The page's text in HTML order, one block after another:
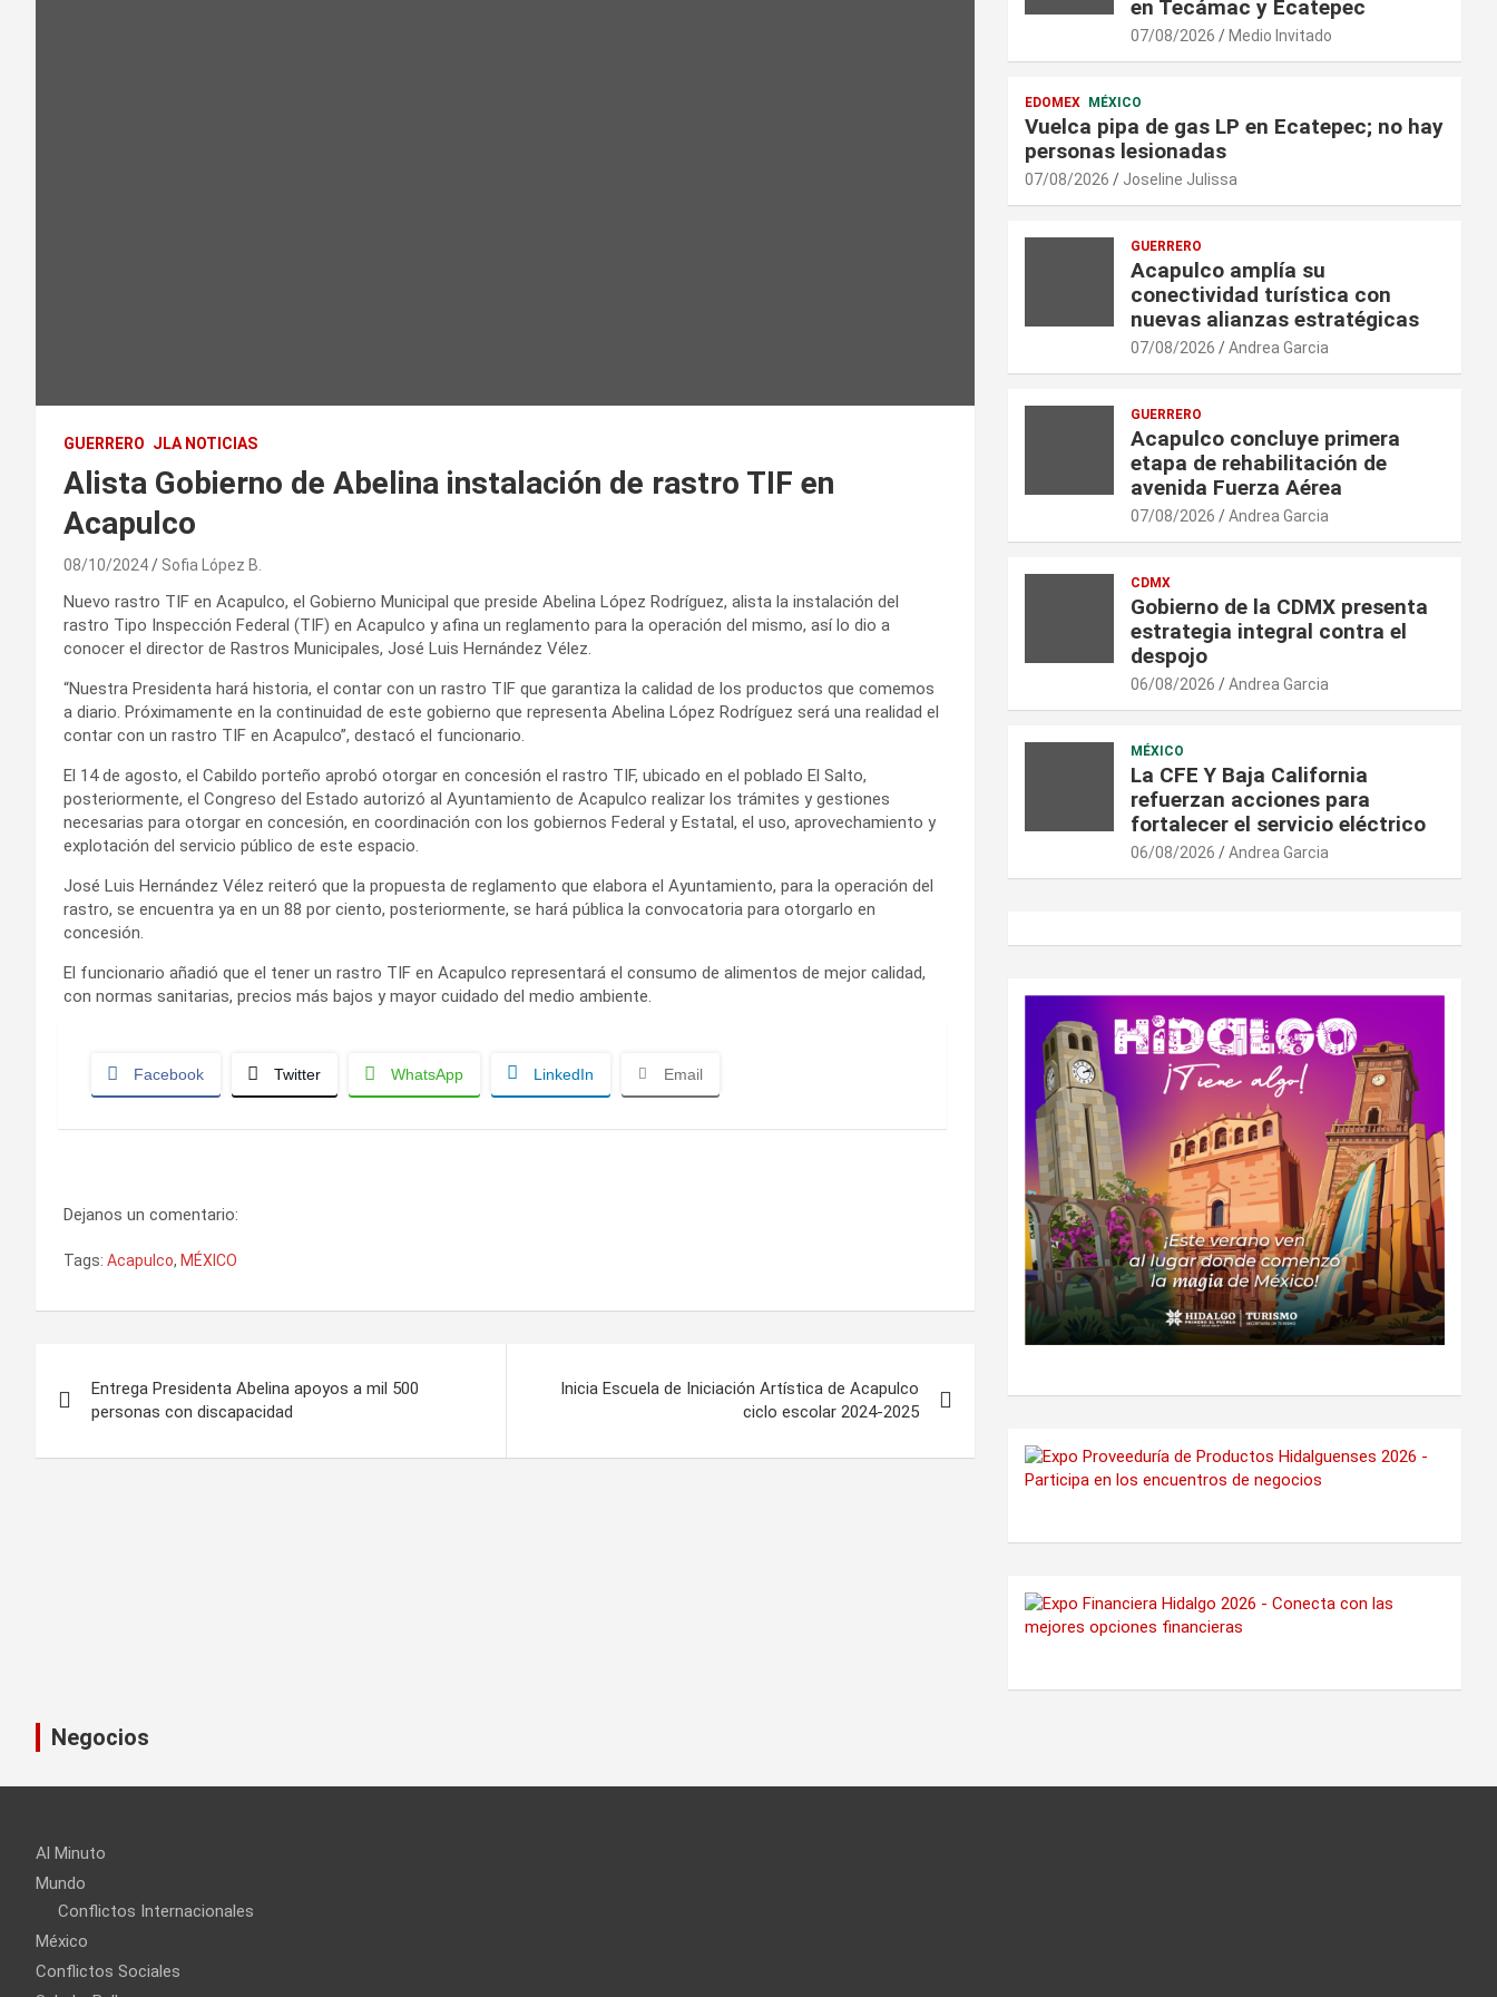
GUERRERO JLA NOTICIAS
Alista Gobierno de Abelina instalación de rastro TIF en
Acapulco
08/10/2024 Sofia López B.
Nuevo rastro TIF en Acapulco, el Gobierno Municipal que preside Abelina López Rodríguez, alista la instalación del
rastro Tipo Inspección Federal (TIF) en Acapulco y afina un reglamento para la operación del mismo, así lo dio a
conocer el director de Rastros Municipales, José Luis Hernández Vélez.
“Nuestra Presidenta hará historia, el contar con un rastro TIF que garantiza la calidad de los productos que comemos
a diario. Próximamente en la continuidad de este gobierno que representa Abelina López Rodríguez será una realidad el
contar con un rastro TIF en Acapulco”, destacó el funcionario.
El 14 de agosto, el Cabildo porteño aprobó otorgar en concesión el rastro TIF, ubicado en el poblado El Salto,
posteriormente, el Congreso del Estado autorizó al Ayuntamiento de Acapulco realizar los trámites y gestiones
necesarias para otorgar en concesión, en coordinación con los gobiernos Federal y Estatal, el uso, aprovechamiento y
explotación del servicio público de este espacio.
José Luis Hernández Vélez reiteró que la propuesta de reglamento que elabora el Ayuntamiento, para la operación del
rastro, se encuentra ya en un 88 por ciento, posteriormente, se hará pública la convocatoria para otorgarlo en
concesión.
El funcionario añadió que el tener un rastro TIF en Acapulco representará el consumo de alimentos de mejor calidad,
con normas sanitarias, precios más bajos y mayor cuidado del medio ambiente.
Facebook Twitter WhatsApp LinkedIn Email
Dejanos un comentario:
Tags: Acapulco, MÉXICO
de
entradas
Entrega Presidenta Abelina apoyos a mil 500
personas con discapacidad
Inicia Escuela de Iniciación Artística de Acapulco
ciclo escolar 2024-2025
en Tecámac y Ecatepec
07/08/2026 Medio Invitado
EDOMEX MÉXICO
Vuelca pipa de gas LP en Ecatepec; no hay
personas lesionadas
07/08/2026 Joseline Julissa
GUERRERO
Acapulco amplía su
conectividad turística con
nuevas alianzas estratégicas
07/08/2026 Andrea Garcia
GUERRERO
Acapulco concluye primera
etapa de rehabilitación de
avenida Fuerza Aérea
07/08/2026 Andrea Garcia
CDMX
Gobierno de la CDMX presenta
estrategia integral contra el
despojo
06/08/2026 Andrea Garcia
MÉXICO
La CFE Y Baja California
refuerzan acciones para
fortalecer el servicio eléctrico
06/08/2026 Andrea Garcia
Negocios
Al Minuto
Mundo
Conflictos Internacionales
México
Conflictos Sociales